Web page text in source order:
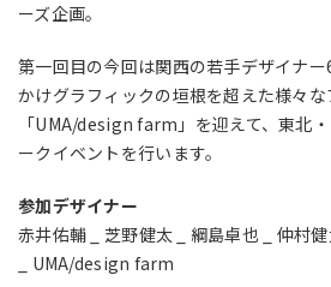
ーズ企画。
第一回目の今回は関西の若手デザイナ
かけグラフィックの垣根を超えた様々
「UMA/design farm」を迎えて、東北
ークイベントを行います。
参加デザイナー
赤井佑輔 _ 芝野健太 _ 綱島卓也 _ 仲村
_ UMA/design farm